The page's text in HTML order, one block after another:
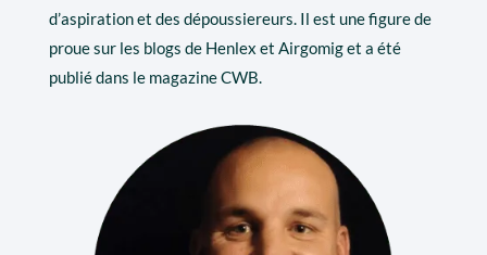
d’aspiration et des dépoussiereurs. Il est une figure de
proue sur les blogs de Henlex et Airgomig et a été
publié dans le magazine CWB.